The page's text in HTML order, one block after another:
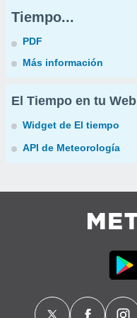
Tiempo...
PDF
Más información
El Tiempo en tu Web
Widget de El tiempo
API de Meteorología